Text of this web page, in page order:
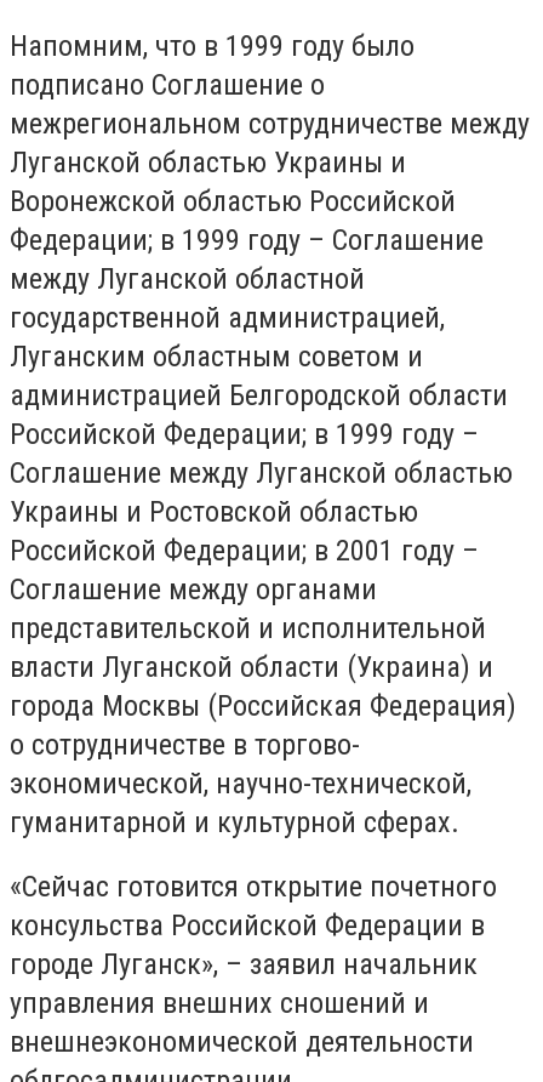
Напомним, что в 1999 году было
подписано Соглашение о
межрегиональном сотрудничестве между
Луганской областью Украины и
Воронежской областью Российской
Федерации; в 1999 году – Соглашение
между Луганской областной
государственной администрацией,
Луганским областным советом и
администрацией Белгородской области
Российской Федерации; в 1999 году –
Соглашение между Луганской областью
Украины и Ростовской областью
Российской Федерации; в 2001 году –
Соглашение между органами
представительской и исполнительной
власти Луганской области (Украина) и
города Москвы (Российская Федерация)
о сотрудничестве в торгово-
экономической, научно-технической,
гуманитарной и культурной сферах.
«Сейчас готовится открытие почетного
консульства Российской Федерации в
городе Луганск», – заявил начальник
управления внешних сношений и
внешнеэкономической деятельности